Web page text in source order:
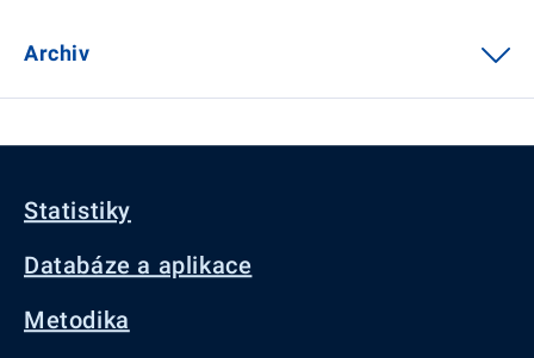
Archiv
Statistiky
Databáze a aplikace
Metodika